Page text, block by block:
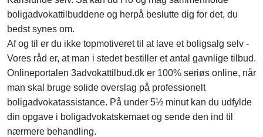
boligadvokattilbuddene og herpå beslutte dig for det, du
bedst synes om.
Af og til er du ikke topmotiveret til at lave et boligsalg selv -
Vores råd er, at man i stedet bestiller et antal gavnlige tilbud.
Onlineportalen 3advokattilbud.dk er 100% seriøs online, når
man skal bruge solide overslag på professionelt
boligadvokatassistance. På under 5½ minut kan du udfylde
din opgave i boligadvokatskemaet og sende den ind til
nærmere behandling.